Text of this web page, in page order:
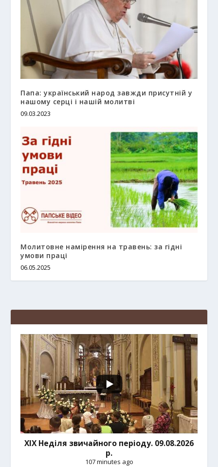
Папа: український народ завжди присутній у
нашому серці і нашій молитві
09.03.2023
Молитовне намірення на травень: за гідні
умови праці
06.05.2025
ХІХ Неділя звичайного періоду. 09.08.2026
р.
107 minutes ago